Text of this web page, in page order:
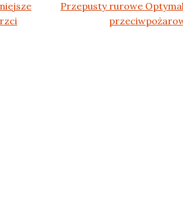
Przepusty rurowe